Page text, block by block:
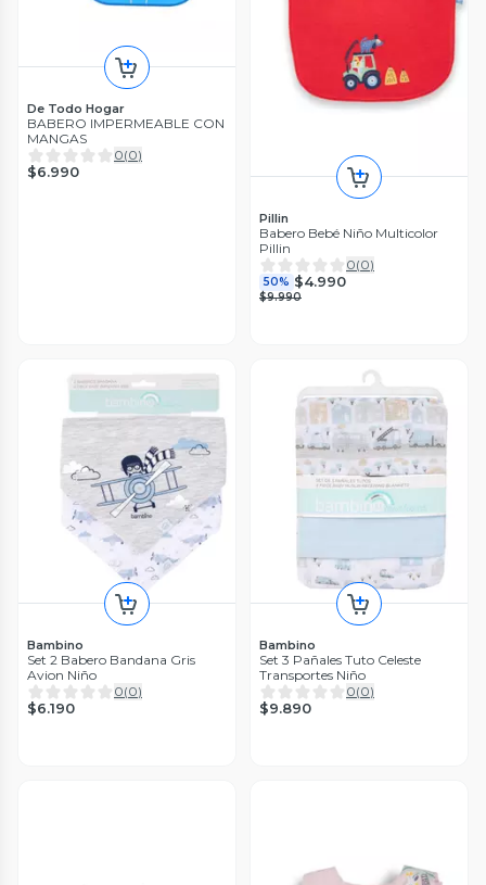
De Todo Hogar
BABERO IMPERMEABLE CON
MANGAS
0(0)
$6.990
Pillin
Babero Bebé Niño Multicolor
Pillin
0(0)
50% $4.990
$9.990
Bambino
Set 2 Babero Bandana Gris
Avion Niño
0(0)
$6.190
Bambino
Set 3 Pañales Tuto Celeste
Transportes Niño
0(0)
$9.890